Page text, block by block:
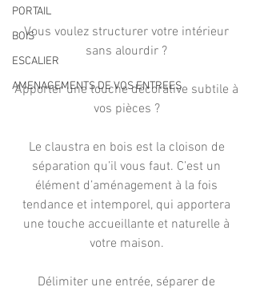
PORTAIL
BOIS
ESCALIER
AMENAGEMENTS DE VOS ENTREES
Vous voulez structurer votre intérieur
sans alourdir ?
Apporter une touche décorative subtile à
vos pièces ?
Le claustra en bois est la cloison de
séparation qu’il vous faut. C’est un
élément d’aménagement à la fois
tendance et intemporel, qui apportera
une touche accueillante et naturelle à
votre maison.
Délimiter une entrée, séparer de